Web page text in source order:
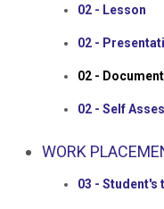
02 - Lesson
02 -
02 -
02 - Self
WORK
03 - Student's